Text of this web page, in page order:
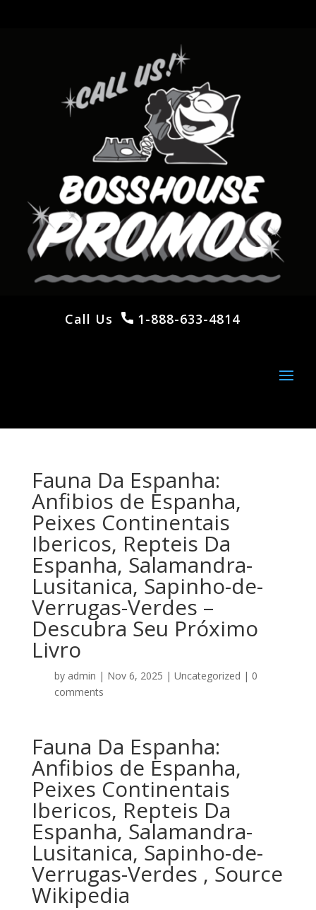
Call Us 1-888-633-4814
Fauna Da Espanha:
Anfibios de Espanha,
Peixes Continentais
Ibericos, Repteis Da
Espanha, Salamandra-
Lusitanica, Sapinho-de-
Verrugas-Verdes –
Descubra Seu Próximo
Livro
by admin | Nov 6, 2025 | Uncategorized | 0
comments
Fauna Da Espanha:
Anfibios de Espanha,
Peixes Continentais
Ibericos, Repteis Da
Espanha, Salamandra-
Lusitanica, Sapinho-de-
Verrugas-Verdes , Source
Wikipedia